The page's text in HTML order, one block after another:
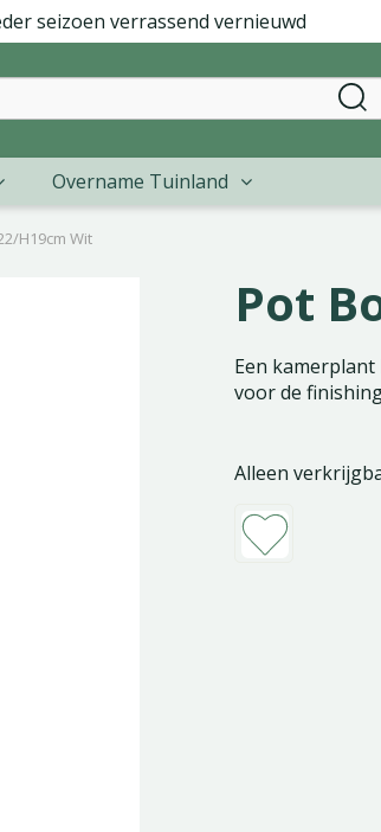
H19cm Wit
seizoen verrassend vernieuwd
Overname Tuinland
Pot
Een
voor de
Alleen